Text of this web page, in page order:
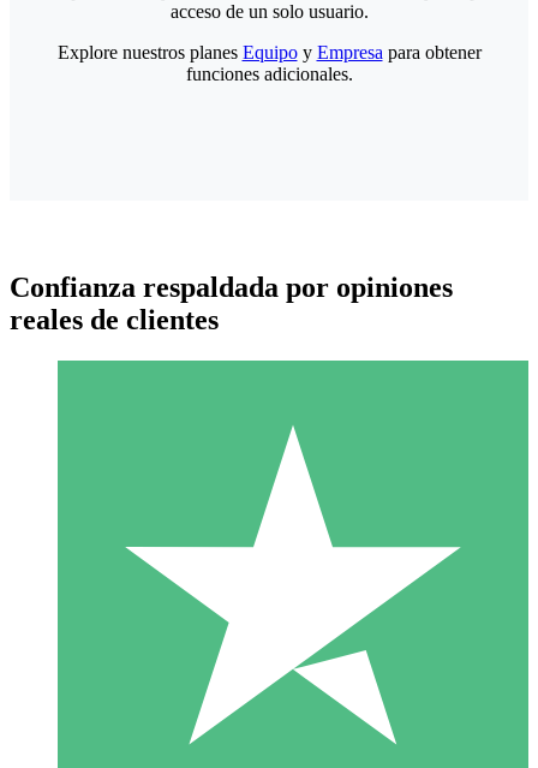
Paquetes de Créditos Individuales
Paga según el uso con créditos de descarga. Sin compromiso
10 00
acceso de un solo usuario.
Explore nuestros planes Equipoy Empresa para obtener
funciones adicionales.
Confianza respaldada por opiniones
reales de clientes